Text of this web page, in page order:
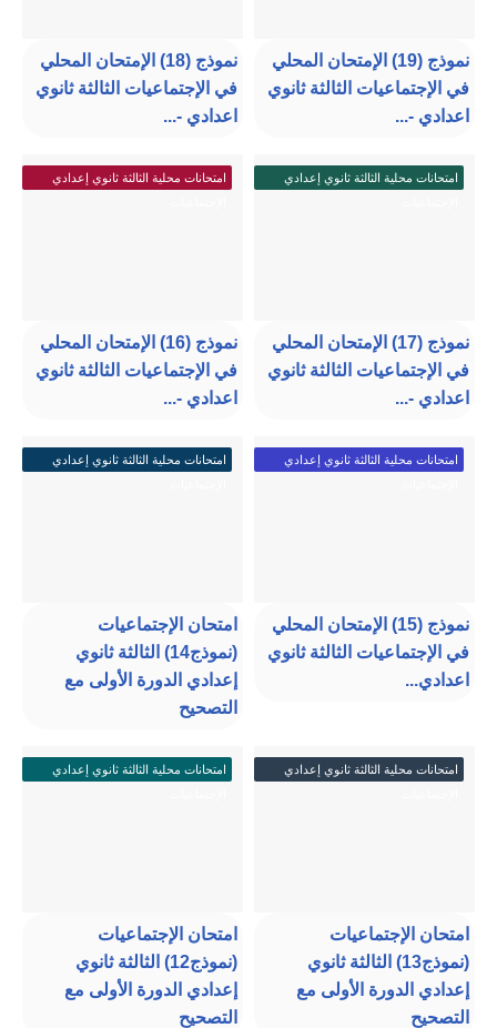
نموذج (19) الإمتحان المحلي
في الإجتماعيات الثالثة ثانوي
اعدادي -...
نموذج (18) الإمتحان المحلي
في الإجتماعيات الثالثة ثانوي
اعدادي -...
امتحانات محلية الثالثة ثانوي إعدادي
نموذج (17) الإمتحان المحلي
في الإجتماعيات الثالثة ثانوي
اعدادي -...
امتحانات محلية الثالثة ثانوي إعدادي
نموذج (16) الإمتحان المحلي
في الإجتماعيات الثالثة ثانوي
اعدادي -...
امتحانات محلية الثالثة ثانوي إعدادي
نموذج (15) الإمتحان المحلي
في الإجتماعيات الثالثة ثانوي
اعدادي...
امتحانات محلية الثالثة ثانوي إعدادي
امتحان الإجتماعيات
(نموذج14) الثالثة ثانوي
إعدادي الدورة الأولى مع
التصحيح
امتحانات محلية الثالثة ثانوي إعدادي
امتحان الإجتماعيات
(نموذج13) الثالثة ثانوي
إعدادي الدورة الأولى مع
التصحيح
امتحانات محلية الثالثة ثانوي إعدادي
امتحان الإجتماعيات
(نموذج12) الثالثة ثانوي
إعدادي الدورة الأولى مع
التصحيح